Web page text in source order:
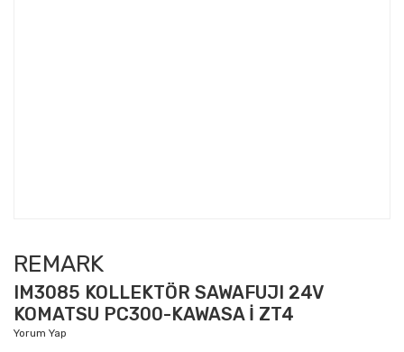
REMARK
IM3085 KOLLEKTÖR SAWAFUJI 24V
KOMATSU PC300-KAWASA İ ZT4
Yorum Yap